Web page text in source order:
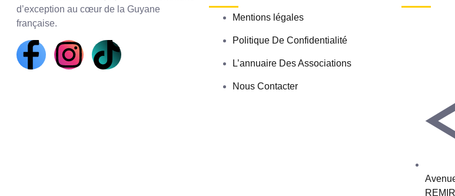
d’exception au cœur de la Guyane
française.
Mentions légales
Politique De Confidentialité
L’annuaire Des Associations
Nous Contacter